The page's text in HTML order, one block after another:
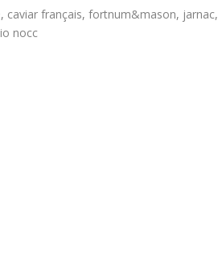
, caviar français, fortnum&mason, jarnac,
nocc